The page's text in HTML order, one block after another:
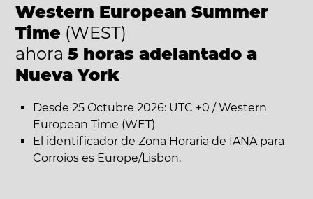
Western European Summer
Time (WEST)
ahora 5 horas adelantado a
Nueva York
Desde 25 Octubre 2026: UTC +0 / Western
European Time (WET)
El identificador de Zona Horaria de IANA para
Corroios es Europe/Lisbon.